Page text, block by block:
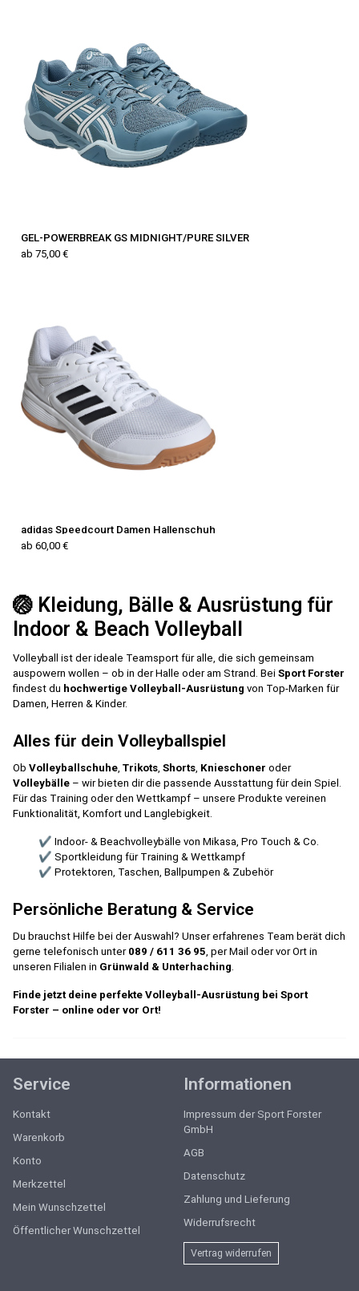
GEL-POWERBREAK GS MIDNIGHT/PURE SILVER
ab 75,00 €
adidas Speedcourt Damen Hallenschuh
ab 60,00 €
🏐 Kleidung, Bälle & Ausrüstung für
Indoor & Beach Volleyball
Volleyball ist der ideale Teamsport für alle, die sich gemeinsam
auspowern wollen – ob in der Halle oder am Strand. Bei Sport Forster
findest du hochwertige Volleyball-Ausrüstung von Top-Marken für
Damen, Herren & Kinder.
Alles für dein Volleyballspiel
Ob Volleyballschuhe, Trikots, Shorts, Knieschoner oder
Volleybälle – wir bieten dir die passende Ausstattung für dein Spiel.
Für das Training oder den Wettkampf – unsere Produkte vereinen
Funktionalität, Komfort und Langlebigkeit.
✔ Indoor- & Beachvolleybälle von Mikasa, Pro Touch & Co.
✔ Sportkleidung für Training & Wettkampf
✔ Protektoren, Taschen, Ballpumpen & Zubehör
Persönliche Beratung & Service
Du brauchst Hilfe bei der Auswahl? Unser erfahrenes Team berät dich
gerne telefonisch unter 089 / 611 36 95, per Mail oder vor Ort in
unseren Filialen in Grünwald & Unterhaching.
Finde jetzt deine perfekte Volleyball-Ausrüstung bei Sport
Forster – online oder vor Ort!
Service
Kontakt
Warenkorb
Konto
Merkzettel
Mein Wunschzettel
Öffentlicher Wunschzettel
Informationen
Impressum der Sport Forster
GmbH
AGB
Datenschutz
Zahlung und Lieferung
Widerrufsrecht
Vertrag widerrufen